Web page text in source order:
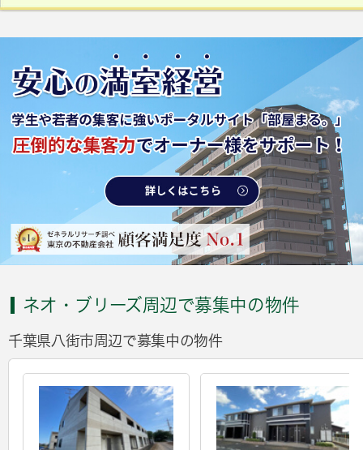
ネオ・ブリーズ周辺で募集中の物件
千葉県八街市周辺で募集中の物件